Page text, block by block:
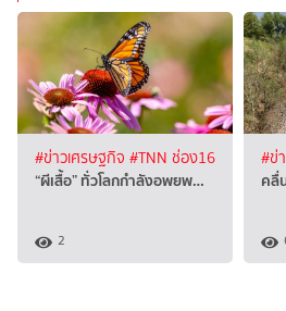
#ข่าวเศรษฐกิจ #TNN ช่อง16
“ผีเสื้อ” ทั่วโลกกำลังอพยพ…
2
#ข่
คลื่